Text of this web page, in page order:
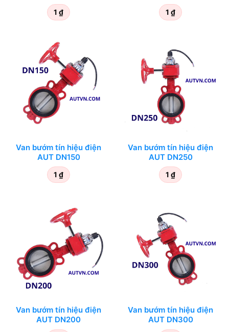
1 ₫ 1 ₫
Van bướm tín hiệu điện
AUT DN150
1 ₫
Van bướm tín hiệu điện
AUT DN250
1 ₫
Van bướm tín hiệu điện
AUT DN200
Van bướm tín hiệu điện
AUT DN300